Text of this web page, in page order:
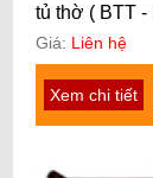
tủ thờ ( BTT -
Giá: Liên hệ
Xem chi tiết